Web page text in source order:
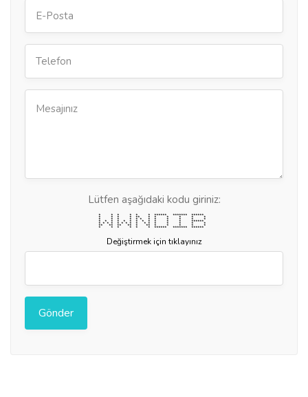
Lütfen aşağıdaki kodu giriniz:
* * * * * * ****** ******* ******
* * * * ** * * * * * *
* * * * * * * * * * * *
* * * * * * * * * * * * ******
* * * * * * * * * * * * * * * *
** ** ** ** * ** * * * * *
* * * * * * ****** ******* ******
Değiştirmek için tıklayınız